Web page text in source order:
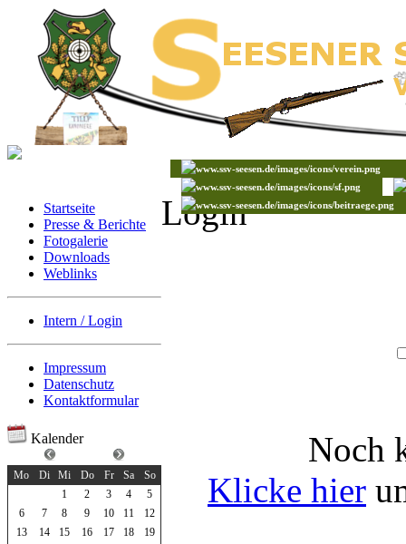
Startseite
Presse & Berichte
Fotogalerie
Downloads
Weblinks
Intern / Login
Impressum
Datenschutz
Kontaktformular
Kalender
Mo
Di Mi Do Fr Sa
So
1
2 3 4
5
6
7 8 9 10 11
12
13
14 15 16 17 18
19
Login
Noch
Klicke hier